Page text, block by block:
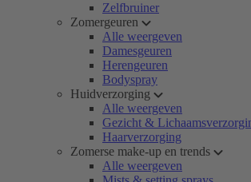
Zelfbruiner
Zomergeuren
Alle weergeven
Damesgeuren
Herengeuren
Bodyspray
Huidverzorging
Alle weergeven
Gezicht &
Haarverzorging
Zomerse make-up en trends
Alle weergeven